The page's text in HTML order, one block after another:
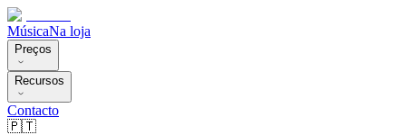
MúsicaNa loja
Preços
Recursos
Contacto
🇵🇹